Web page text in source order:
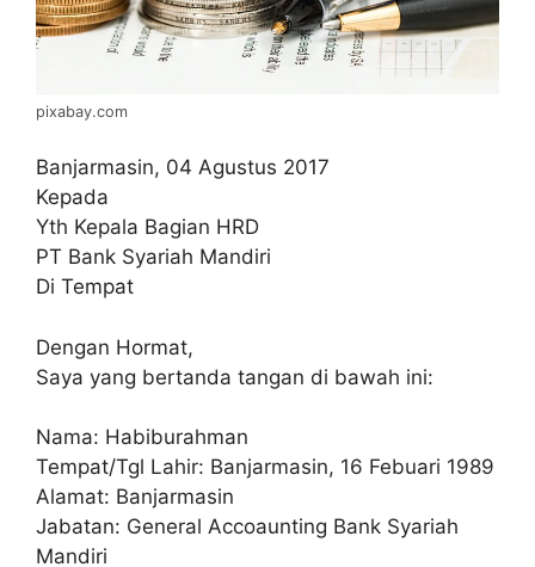
pixabay.com
Banjarmasin, 04 Agustus 2017
Kepada
Yth Kepala Bagian HRD
PT Bank Syariah Mandiri
Di Tempat
Dengan Hormat,
Saya yang bertanda tangan di bawah ini:
Nama: Habiburahman
Tempat/Tgl Lahir: Banjarmasin, 16 Febuari 1989
Alamat: Banjarmasin
Jabatan: General Accoaunting Bank Syariah
Mandiri